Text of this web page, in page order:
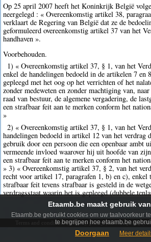
Op 25 april 2007 heeft het Koninkrijk België
neergelegd : « Overeenkomstig artikel 38,
verklaart de Regering van België dat ze de
geformuleerd overeenkomstig artikel 37 van het
handhaven ».
Voorbehouden.
1) « Overeenkomstig artikel 37, § 1, van het
enkel de handelingen bedoeld in de artikelen 7 en
gepleegd met het oog op het verrichten of het
zonder medeweten en zonder machtiging van,
raad van bestuur, de algemene vergadering, de
een strafbaar feit aan te merken conform het
»
2) « Overeenkomstig artikel 37, § 1, van het
handelingen bedoeld in artikel 12 van het verdrag
gebruik door een persoon die een openbaar ambt
vermeende invloed waarover hij uit hoofde van
een strafbaar feit aan te merken conform het
» 3) « Overeenkomstig artikel 37, § 2, van het
recht voor artikel 17, paragrafen 1, b) en c), enkel
strafbaar feit tevens strafbaar is gesteld in de
verdragsstaat waarin het is gepleegd (dubbele
Terms and conditions|Privacy policy|Cookie policy |
Etaamb.be maakt gebruik
Etaamb.be gebruikt cookies om uw taalvoorkeur
te begrijpen hoe etaamb.be
Doorgaan Meer